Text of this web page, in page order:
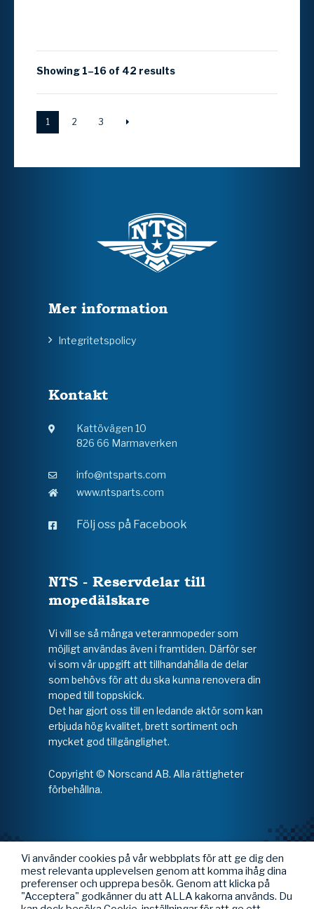
Showing 1–16 of 42 results
1 2 3
Mer information
Integritetspolicy
Kontakt
Kattövägen 10
826 66 Marmaverken
info@ntsparts.com
www.ntsparts.com
Följ oss på Facebook
NTS - Reservdelar till
mopedälskare
Vi vill se så många veteranmopeder som
möjligt användas även i framtiden. Därför ser
vi som vår uppgift att tillhandahålla de delar
som behövs för att du ska kunna renovera din
moped till toppskick.
Det har gjort oss till en ledande aktör som kan
erbjuda hög kvalitet, brett sortiment och
mycket god tillgänglighet.
Copyright © Norscand AB. Alla rättigheter
förbehållna.
Vi använder cookies på vår webbplats för att ge dig den
mest relevanta upplevelsen genom att komma ihåg dina
preferenser och upprepa besök. Genom att klicka på
"Acceptera" godkänner du att ALLA kakorna används. Du